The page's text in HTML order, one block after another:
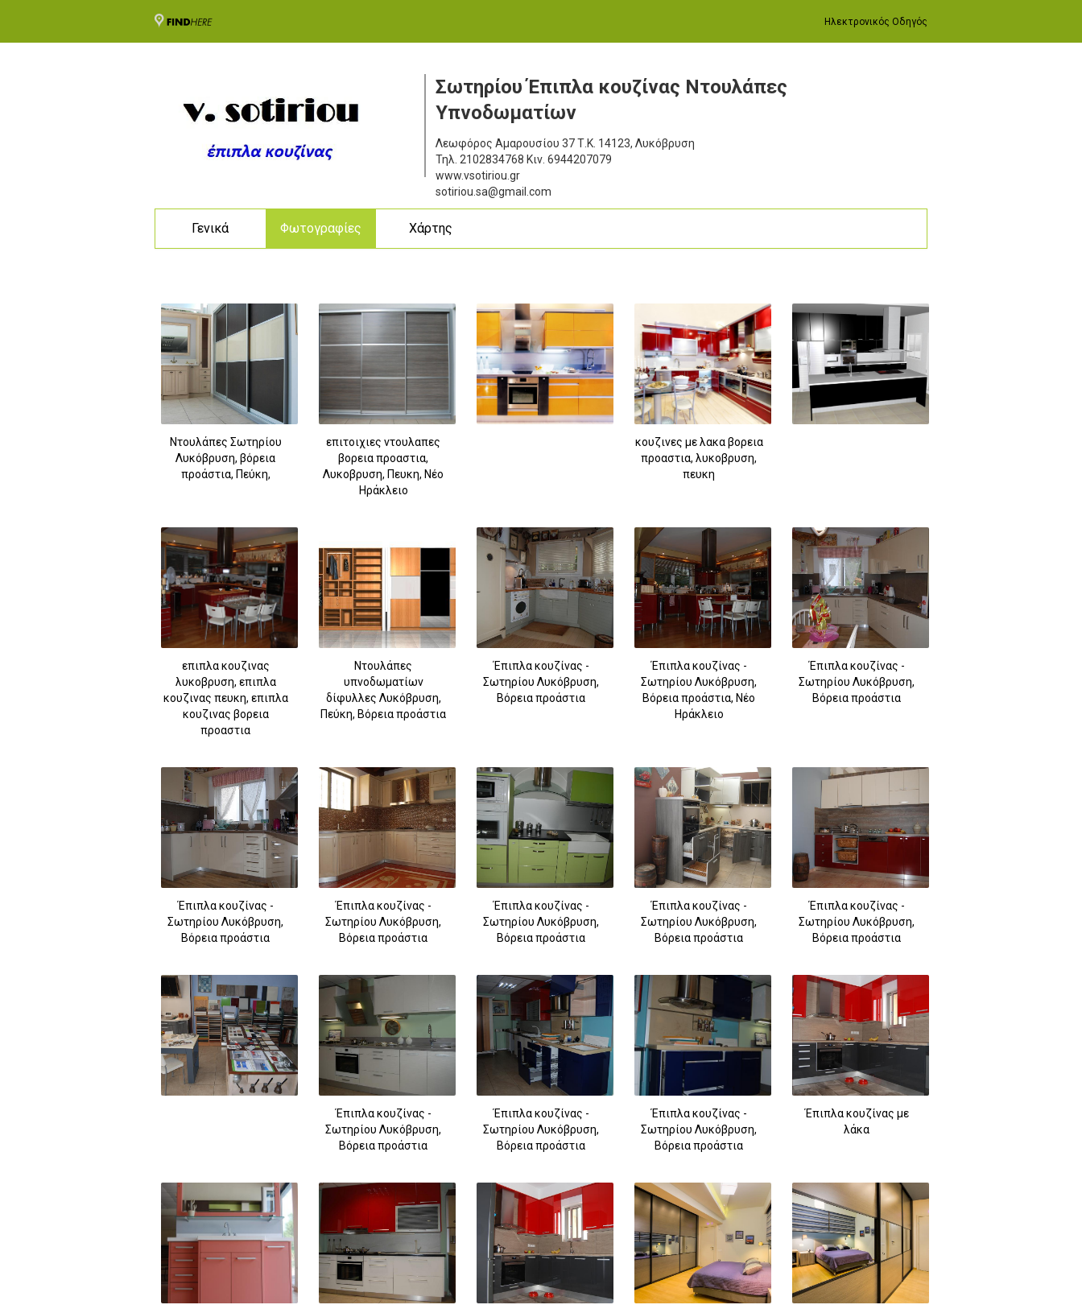
Ηλεκτρονικός Οδηγός
Σωτηρίου Έπιπλα κουζίνας Ντουλάπες
Υπνοδωματίων
Λεωφόρος Αμαρουσίου 37 Τ.Κ. 14123, Λυκόβρυση
Τηλ. 2102834768 Κιν. 6944207079
www.vsotiriou.gr
sotiriou.sa@gmail.com
Γενικά Φωτογραφίες Χάρτης
Ντουλάπες Σωτηρίου
Λυκόβρυση, βόρεια
προάστια, Πεύκη,
επιτοιχιες ντουλαπες
βορεια προαστια,
Λυκοβρυση, Πευκη, Νέο
Ηράκλειο
κουζινες με λακα βορεια
προαστια, λυκοβρυση,
πευκη
επιπλα κουζινας
λυκοβρυση, επιπλα
κουζινας πευκη, επιπλα
κουζινας βορεια
προαστια
Ντουλάπες
υπνοδωματίων
δίφυλλες Λυκόβρυση,
Πεύκη, Βόρεια προάστια
Έπιπλα κουζίνας -
Σωτηρίου Λυκόβρυση,
Βόρεια προάστια
Έπιπλα κουζίνας -
Σωτηρίου Λυκόβρυση,
Βόρεια προάστια, Νέο
Ηράκλειο
Έπιπλα κουζίνας -
Σωτηρίου Λυκόβρυση,
Βόρεια προάστια
Έπιπλα κουζίνας -
Σωτηρίου Λυκόβρυση,
Βόρεια προάστια
Έπιπλα κουζίνας -
Σωτηρίου Λυκόβρυση,
Βόρεια προάστια
Έπιπλα κουζίνας -
Σωτηρίου Λυκόβρυση,
Βόρεια προάστια
Έπιπλα κουζίνας -
Σωτηρίου Λυκόβρυση,
Βόρεια προάστια
Έπιπλα κουζίνας -
Σωτηρίου Λυκόβρυση,
Βόρεια προάστια
Έπιπλα κουζίνας -
Σωτηρίου Λυκόβρυση,
Βόρεια προάστια
Έπιπλα κουζίνας -
Σωτηρίου Λυκόβρυση,
Βόρεια προάστια
Έπιπλα κουζίνας -
Σωτηρίου Λυκόβρυση,
Βόρεια προάστια
Έπιπλα κουζίνας με
λάκα